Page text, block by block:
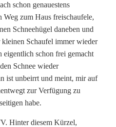
schon genauestens
Weg zum Haus freischaufele,
Schneehügel daneben und
Schaufel immer wieder
eigentlich schon frei gemacht
Schnee wieder
ist unbeirrt und meint, mir auf
zur Verfügung zu
habe.
Hinter diesem Kürzel,